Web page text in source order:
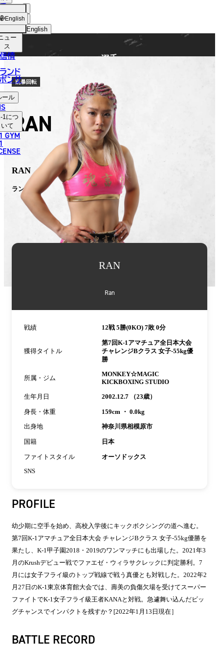
English
中文（简体）
中文（繁體）
ไทย
العربية
ョッ
プ
ュー
ス
情
ンド
ンサ
ール
1につ
いて
GYM
English
選手
乱暴回転
RAN
RAN
ラン
RAN
Ran
戦績 12戦 5勝(0KO) 7敗 0分
獲得タイトル
第7回K-1アマチュア全日本大会
チャレンジBクラス 女子-55kg優
勝
所属・ジム
MONKEY☆MAGIC
KICKBOXING STUDIO
生年月日 2002.12.7 （23歳）
身長・体重 159cm ・ 0.0kg
出身地 神奈川県相模原市
国籍 日本
ファイトスタイル オーソドックス
SNS
PROFILE
幼少期に空手を始め、高校入学後にキックボクシングの道へ進む。
第7回K-1アマチュア全日本大会 チャレンジBクラス 女子-55kg優勝を
果たし、K-1甲子園2018・2019のワンマッチにも出場した。2021年3
月のKrushデビュー戦でファエゼ・ウィラサクレックに判定勝利。7
月には女子フライ級のトップ戦線で戦う真優とも対戦した。2022年2
月27日のK-1東京体育館大会では、壽美の負傷欠場を受けてスーパー
ファイトでK-1女子フライ級王者KANAと対戦。急遽舞い込んだビッ
グチャンスでインパクトを残すか？[2022年1月13日現在］
BATTLE RECORD